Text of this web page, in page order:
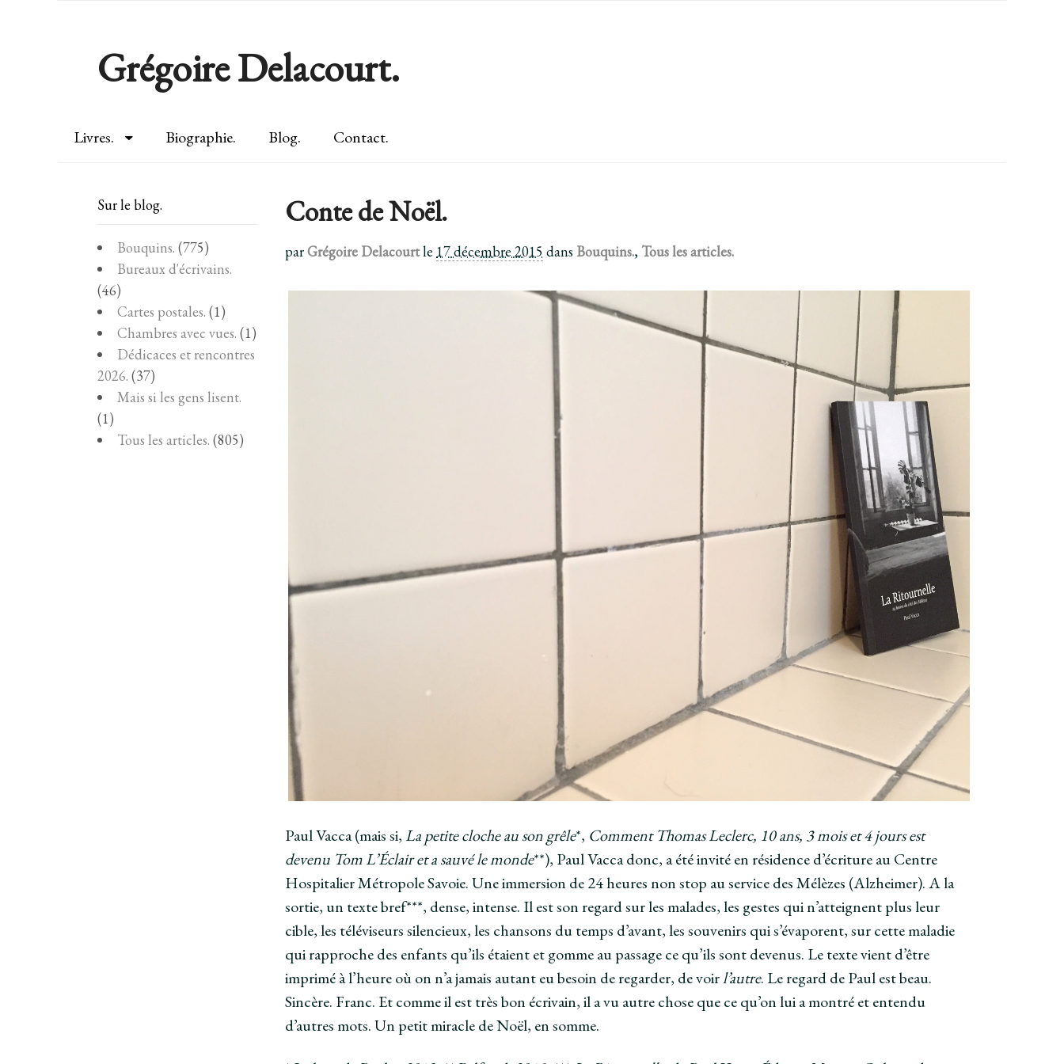
Grégoire Delacourt.
Livres. Biographie. Blog. Contact.
Conte de Noël.
parGrégoire Delacourtle 17 décembre 2015 dans Bouquins., Tous les articles.
Paul Vacca (mais si,La petite cloche au son grêle*, Comment Thomas Leclerc, 10 ans, 3 mois et 4 jours est
devenu Tom L’Éclair et a sauvé le monde**), Paul Vacca donc, a été invité en résidence d’écriture au Centre
Hospitalier Métropole Savoie. Une immersion de 24 heures non stop au service des Mélèzes (Alzheimer). A la
sortie, un texte bref***, dense, intense. Il est son regard sur les malades, les gestes qui n’atteignent plus leur
cible, les téléviseurs silencieux, les chansons du temps d’avant, les souvenirs qui s’évaporent, sur cette maladie
qui rapproche des enfants qu’ils étaient et gomme au passage ce qu’ils sont devenus. Le texte vient d’être
imprimé à l’heure où on n’a jamais autant eu besoin de regarder, de voirl’autre. Le regard de Paul est beau.
Sincère. Franc. Et comme il est très bon écrivain, il a vu autre chose que ce qu’on lui a montré et entendu
d’autres mots. Un petit miracle de Noël, en somme.
Sur le blog.
Bouquins. (775)
Bureaux d'écrivains.
(46)
Cartes postales. (1)
Chambres avec vues. (1)
Dédicaces et rencontres
2026. (37)
Mais si les gens lisent.
(1)
Tous les articles. (805)